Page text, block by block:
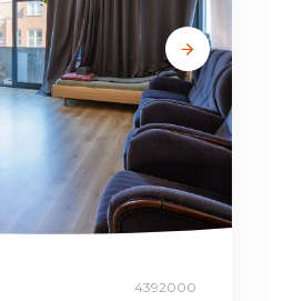
4392000